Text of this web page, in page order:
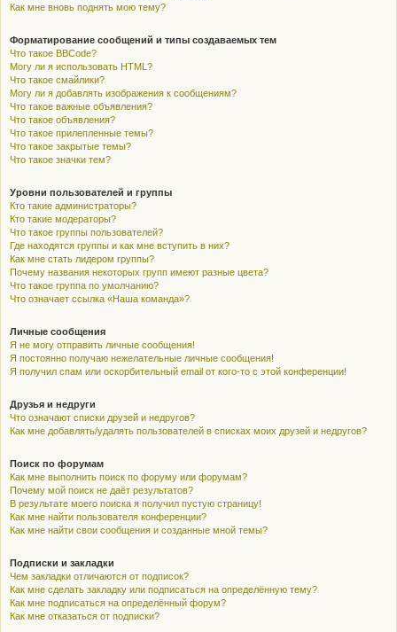
Как мне вновь поднять мою тему?
Форматирование сообщений и типы создаваемых тем
Что такое BBCode?
Могу ли я использовать HTML?
Что такое смайлики?
Могу ли я добавлять изображения к сообщениям?
Что такое важные объявления?
Что такое объявления?
Что такое прилепленные темы?
Что такое закрытые темы?
Что такое значки тем?
Уровни пользователей и группы
Кто такие администраторы?
Кто такие модераторы?
Что такое группы пользователей?
Где находятся группы и как мне вступить в них?
Как мне стать лидером группы?
Почему названия некоторых групп имеют разные цвета?
Что такое группа по умолчанию?
Что означает ссылка «Наша команда»?
Личные сообщения
Я не могу отправить личные сообщения!
Я постоянно получаю нежелательные личные сообщения!
Я получил спам или оскорбительный email от кого-то с этой конференции!
Друзья и недруги
Что означают списки друзей и недругов?
Как мне добавлять/удалять пользователей в списках моих друзей и недругов?
Поиск по форумам
Как мне выполнить поиск по форуму или форумам?
Почему мой поиск не даёт результатов?
В результате моего поиска я получил пустую страницу!
Как мне найти пользователя конференции?
Как мне найти свои сообщения и созданные мной темы?
Подписки и закладки
Чем закладки отличаются от подписок?
Как мне сделать закладку или подписаться на определённую тему?
Как мне подписаться на определённый форум?
Как мне отказаться от подписки?